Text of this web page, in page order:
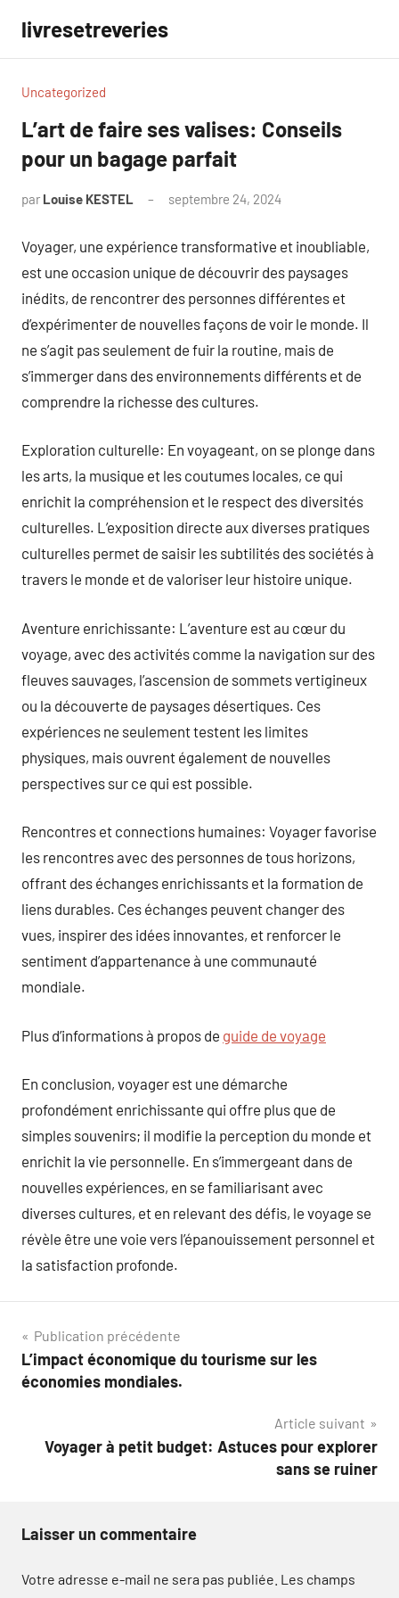
contenu
livresetreveries
Uncategorized
L’art de faire ses valises: Conseils
pour un bagage parfait
par Louise KESTEL septembre 24, 2024
Voyager, une expérience transformative et inoubliable,
est une occasion unique de découvrir des paysages
inédits, de rencontrer des personnes différentes et
d’expérimenter de nouvelles façons de voir le monde. Il
ne s’agit pas seulement de fuir la routine, mais de
s’immerger dans des environnements différents et de
comprendre la richesse des cultures.
Exploration culturelle: En voyageant, on se plonge dans
les arts, la musique et les coutumes locales, ce qui
enrichit la compréhension et le respect des diversités
culturelles. L’exposition directe aux diverses pratiques
culturelles permet de saisir les subtilités des sociétés à
travers le monde et de valoriser leur histoire unique.
Aventure enrichissante: L’aventure est au cœur du
voyage, avec des activités comme la navigation sur des
fleuves sauvages, l’ascension de sommets vertigineux
ou la découverte de paysages désertiques. Ces
expériences ne seulement testent les limites
physiques, mais ouvrent également de nouvelles
perspectives sur ce qui est possible.
Rencontres et connections humaines: Voyager favorise
les rencontres avec des personnes de tous horizons,
offrant des échanges enrichissants et la formation de
liens durables. Ces échanges peuvent changer des
vues, inspirer des idées innovantes, et renforcer le
sentiment d’appartenance à une communauté
mondiale.
Plus d’informations à propos de guide de voyage
En conclusion, voyager est une démarche
profondément enrichissante qui offre plus que de
simples souvenirs; il modifie la perception du monde et
enrichit la vie personnelle. En s’immergeant dans de
nouvelles expériences, en se familiarisant avec
diverses cultures, et en relevant des défis, le voyage se
révèle être une voie vers l’épanouissement personnel et
la satisfaction profonde.
Navigation
de
Publication précédente
L’impact économique du tourisme sur les
économies mondiales.
Article suivant
Voyager à petit budget: Astuces pour explorer
sans se ruiner
Laisser un commentaire
Votre adresse e-mail ne sera pas publiée. Les champs